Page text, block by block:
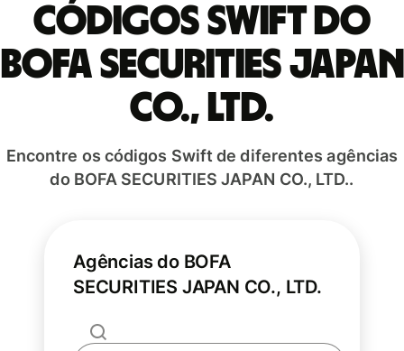
Códigos Swift do
BOFA SECURITIES JAPAN
CO., LTD.
Encontre os códigos Swift de diferentes agências
do BOFA SECURITIES JAPAN CO., LTD..
Agências do BOFA
SECURITIES JAPAN CO., LTD.